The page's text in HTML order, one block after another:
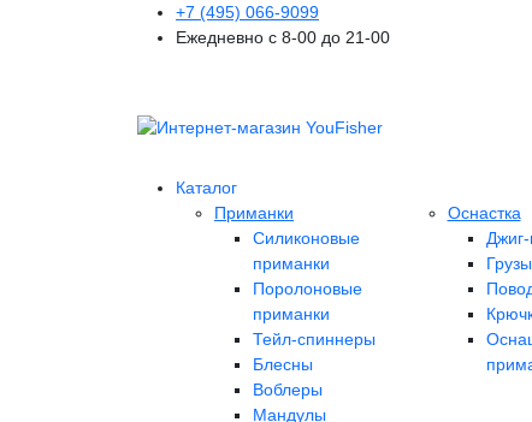
+7 (495) 066-9099
Ежедневно с 8-00 до 21-00
Каталог
Приманки
Силиконовые
приманки
Поролоновые
приманки
Тейл-спиннеры
Блесны
Воблеры
Мандулы
Оснастка
Джиг-
Грузы